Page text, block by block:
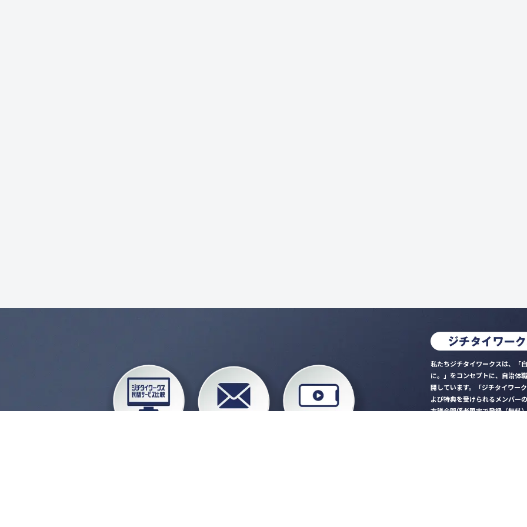
私たちジチタイワークスは、「
に。」をコンセプトに、自治体
開しています。「ジチタイワー
よび特典を受けられるメンバー
方議会関係者限定で登録（無料